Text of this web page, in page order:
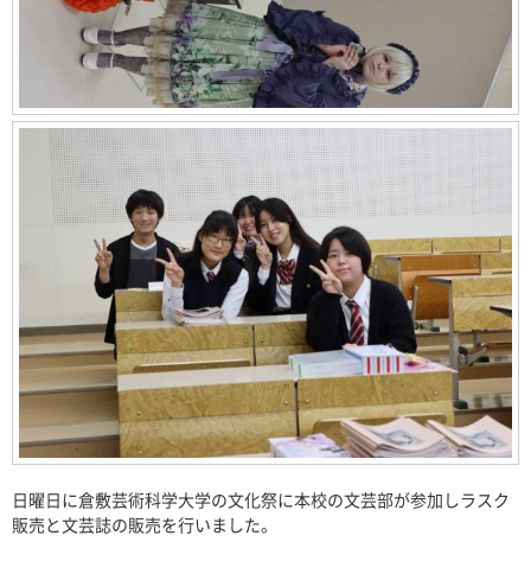
日曜日に倉敷芸術科学大学の文化祭に本校の文芸部が参加しラスク
販売と文芸誌の販売を行いました。